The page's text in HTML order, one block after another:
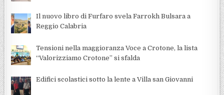
Il nuovo libro di Furfaro svela Farrokh Bulsara a
Reggio Calabria
Tensioni nella maggioranza Voce a Crotone, la lista
“Valorizziamo Crotone” si sfalda
Edifici scolastici sotto la lente a Villa san Giovanni